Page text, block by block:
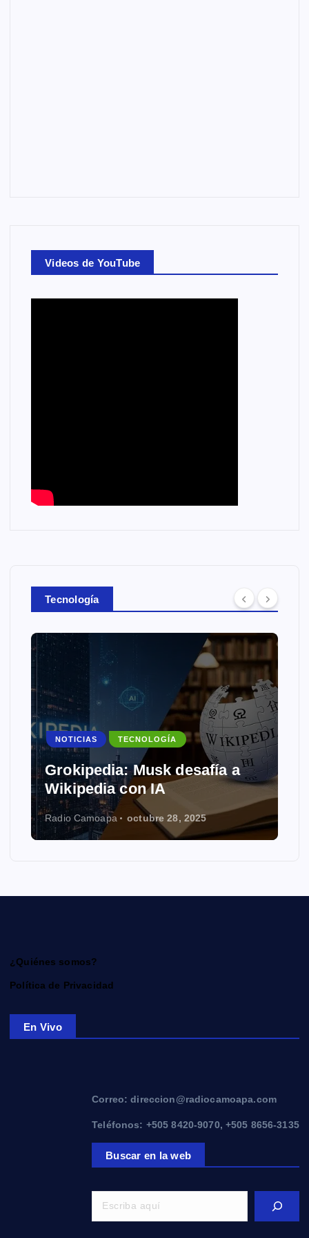
Videos de YouTube
Tecnología
NOTICIAS TECNOLOGÍA
Grokipedia: Musk desafía a
Wikipedia con IA
Radio Camoapa octubre 28, 2025
¿Quiénes somos?
Política de Privacidad
En Vivo
Correo: direccion@radiocamoapa.com
Teléfonos: +505 8420-9070, +505 8656-3135
Buscar en la web